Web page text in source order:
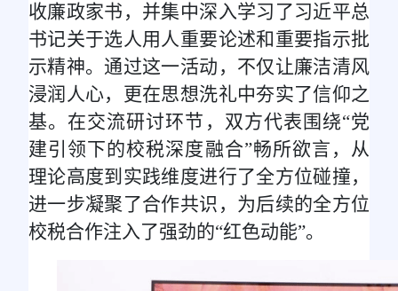
收廉政家书，并集中深入学习了习近平总
书记关于选人用人重要论述和重要指示批
示精神。通过这一活动，不仅让廉洁清风
浸润人心，更在思想洗礼中夯实了信仰之
基。在交流研讨环节，双方代表围绕“党
建引领下的校税深度融合”畅所欲言，从
理论高度到实践维度进行了全方位碰撞，
进一步凝聚了合作共识，为后续的全方位
校税合作注入了强劲的“红色动能”。